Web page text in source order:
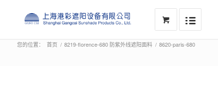
您的位置： 首页 / 8219-florence-680 防紫外线遮阳面料 / 8620-paris-680